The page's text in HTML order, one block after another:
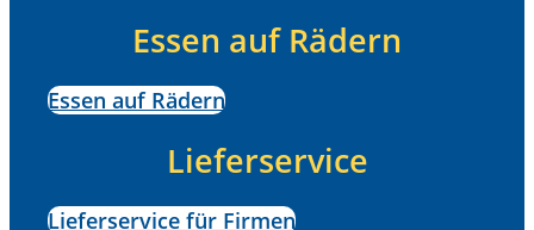
Essen auf Rädern
Essen auf Rädern
Lieferservice
Lieferservice für Firmen